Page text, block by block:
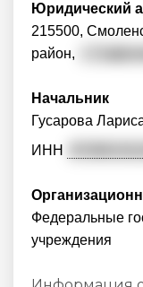
Юридический
215500,
район,
Начальник
Гусарова
ИНН
Федеральные
учреждения